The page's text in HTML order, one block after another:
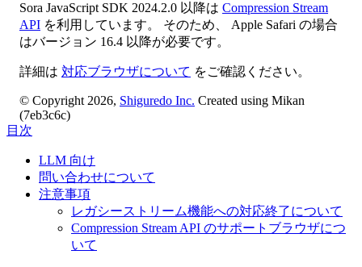
Sora JavaScript SDK 2024.2.0 以降は Compression Stream
API を利用しています。 そのため、 Apple Safari の場合
はバージョン 16.4 以降が必要です。
詳細は 対応ブラウザについて をご確認ください。
© Copyright 2026, Shiguredo Inc. Created using Mikan
(7eb3c6c)
目次
LLM 向け
問い合わせについて
注意事項
レガシーストリーム機能への対応終了について
Compression Stream API のサポートブラウザにつ
いて